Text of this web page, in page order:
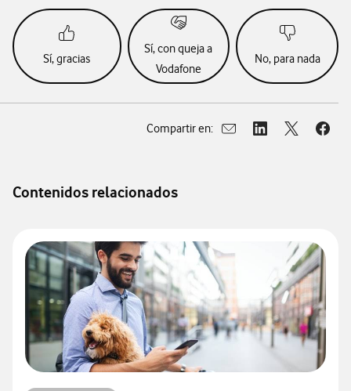
Sí, gracias
Sí, con queja a
Vodafone
No, para nada
Compartir en:
Abrir ventana para
Abrir ventana
Abrir Abrir
Contenidos relacionados